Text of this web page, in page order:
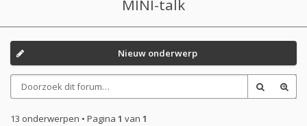
MINI-talk
Nieuw onderwerp
13 onderwerpen • Pagina 1 van 1